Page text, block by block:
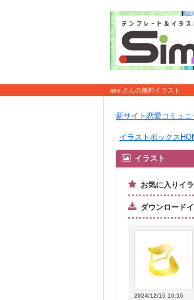
aire さんの無料イラスト
新サイト恋愛コミュ
イラストボックス
イラスト
お気に入りイ
ダウンロード
2024/12/15 10:15